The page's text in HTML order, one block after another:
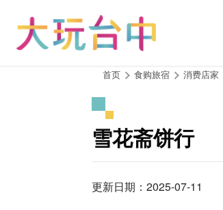
首页 食购旅宿 消费店家
雪花斋饼行
更新日期：2025-07-11